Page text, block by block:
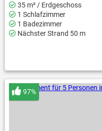
35 m² / Erdgeschoss
1 Schlafzimmer
1 Badezimmer
Nächster Strand 50 m
97%